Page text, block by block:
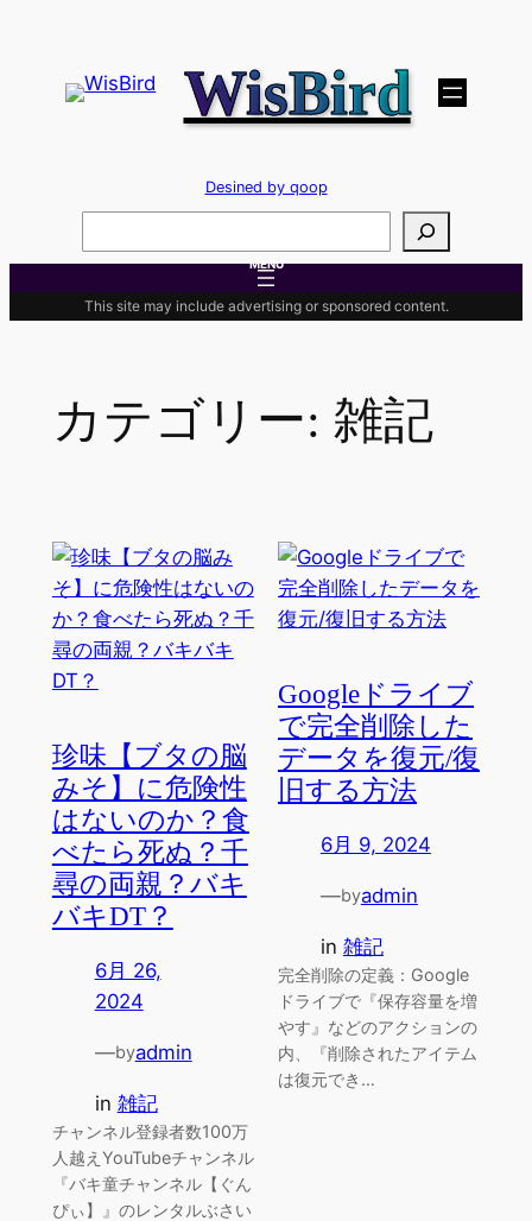
WisBird
Desined by qoop
MENU
This site may include advertising or sponsored content.
カテゴリー: 雑記
珍味【ブタの脳
みそ】に危険性
はないのか？食
べたら死ぬ？千
尋の両親？バキ
バキDT？
6月 26,
2024
—byadmin
in 雑記
チャンネル登録者数100万
人越えYouTubeチャンネル
『バキ童チャンネル【ぐん
ぴぃ】』のレンタルぶさい
Googleドライブ
で完全削除した
データを復元/復
旧する方法
6月 9, 2024
—byadmin
in 雑記
完全削除の定義：Google
ドライブで『保存容量を増
やす』などのアクションの
内、『削除されたアイテム
は復元でき…